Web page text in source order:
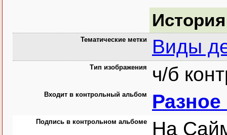
Тематические метки Виды
Тип изображения ч/б
Входит в контрольный альбом
Подпись в контрольном альбоме На